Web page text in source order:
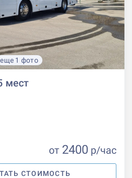
еще 1 фото
мест
от 2400 р/час
СТОИМОСТЬ